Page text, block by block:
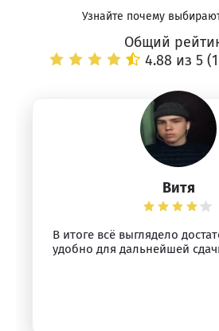
Узнайте почему
Общий
4.88 из 5 (
Витя
В итоге всё выглядело
удобно для дальнейшей